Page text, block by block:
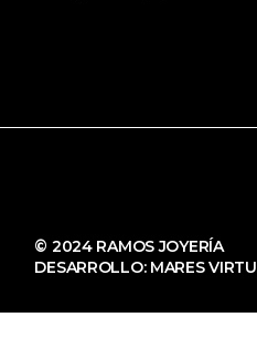
© 2024 RAMOS JOYERÍA
DESARROLLO: MARES